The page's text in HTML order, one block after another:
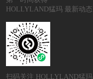
HOLLYLAND猛玛 最新动态
扫码关注 HOLLYLAND猛玛